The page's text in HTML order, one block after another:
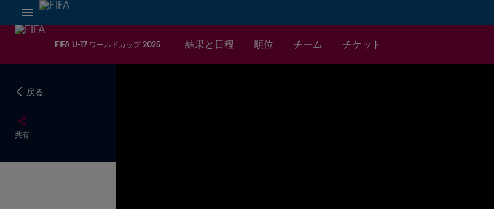
FIFA U-17 ワールドカップ 2025 結果と日程 順位 チーム チケット
戻る
共有